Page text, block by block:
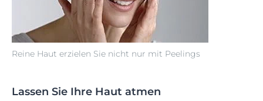
Reine Haut erzielen Sie nicht nur mit Peelings
Lassen Sie Ihre Haut atmen